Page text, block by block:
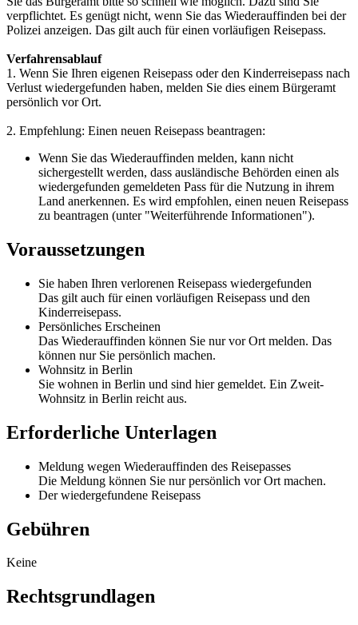
verpflichtet. Es genügt nicht, wenn Sie das Wiederauffinden bei der
Polizei anzeigen. Das gilt auch für einen vorläufigen Reisepass.
Verfahrensablauf
1. Wenn Sie Ihren eigenen Reisepass oder den Kinderreisepass nach
Verlust wiedergefunden haben, melden Sie dies einem Bürgeramt
persönlich vor Ort.
2. Empfehlung: Einen neuen Reisepass beantragen:
Wenn Sie das Wiederauffinden melden, kann nicht
sichergestellt werden, dass ausländische Behörden einen als
wiedergefunden gemeldeten Pass für die Nutzung in ihrem
Land anerkennen. Es wird empfohlen, einen neuen Reisepass
zu beantragen (unter "Weiterführende Informationen").
Voraussetzungen
Sie haben Ihren verlorenen Reisepass wiedergefunden
Das gilt auch für einen vorläufigen Reisepass und den
Kinderreisepass.
Persönliches Erscheinen
Das Wiederauffinden können Sie nur vor Ort melden. Das
können nur Sie persönlich machen.
Wohnsitz in Berlin
Sie wohnen in Berlin und sind hier gemeldet. Ein Zweit-
Wohnsitz in Berlin reicht aus.
Erforderliche Unterlagen
Meldung wegen Wiederauffinden des Reisepasses
Die Meldung können Sie nur persönlich vor Ort machen.
Der wiedergefundene Reisepass
Gebühren
Keine
Rechtsgrundlagen